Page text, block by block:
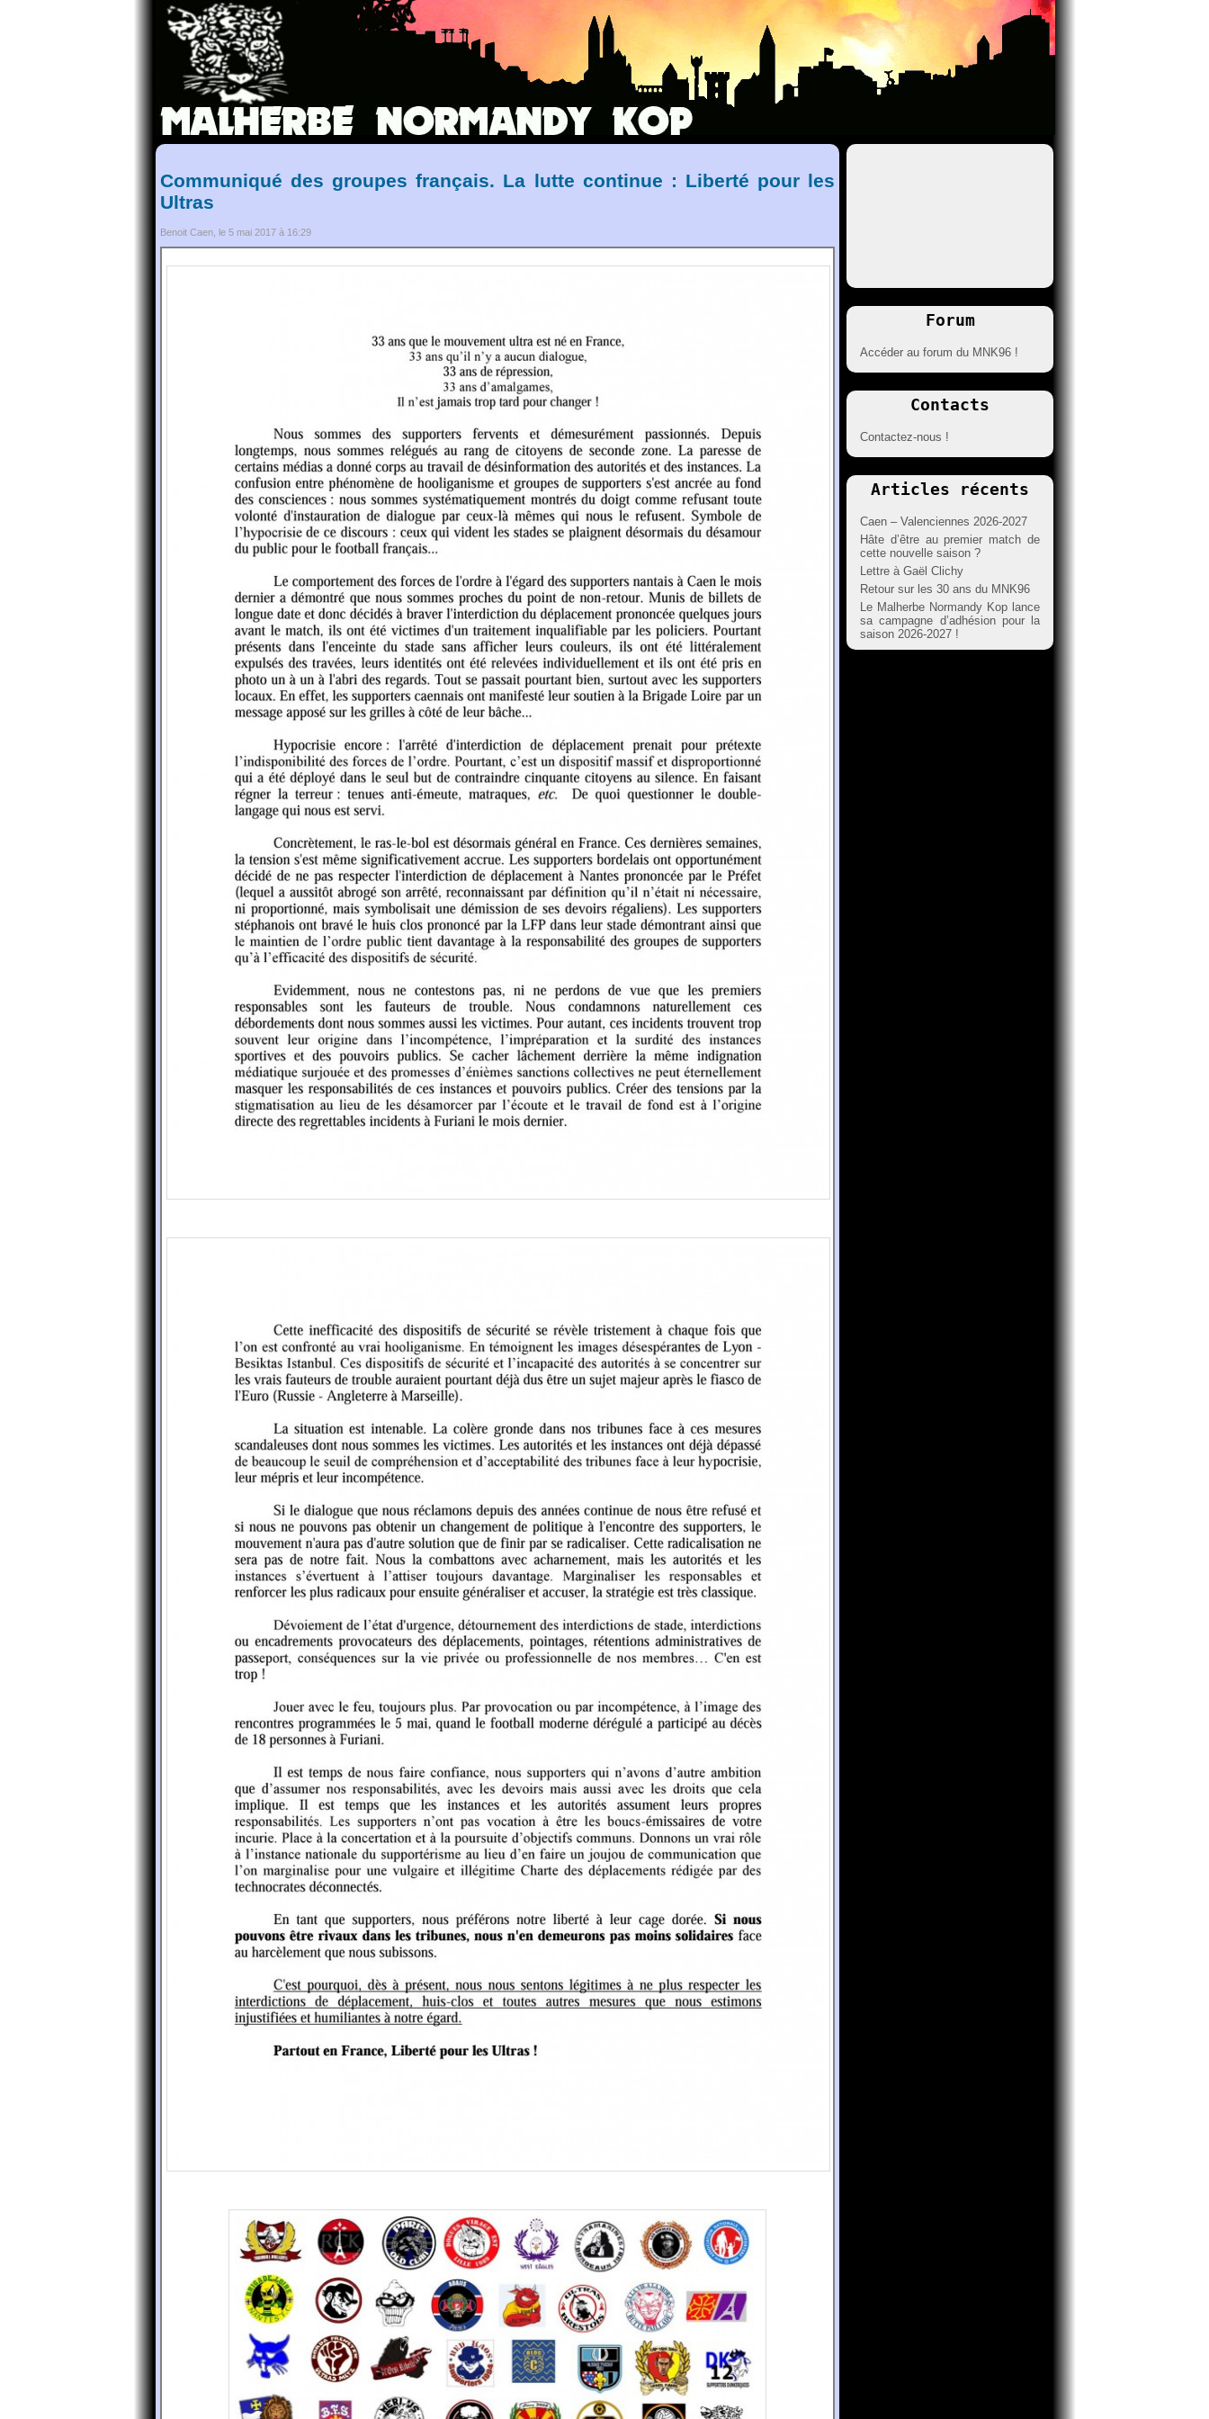
Communiqué des groupes français. La lutte continue : Liberté pour les
Ultras
Benoit Caen, le 5 mai 2017 à 16:29
Forum
Accéder au forum du MNK96 !
Contacts
Contactez-nous !
Articles récents
Caen – Valenciennes 2026-2027
Hâte d’être au premier match de
cette nouvelle saison ?
Lettre à Gaël Clichy
Retour sur les 30 ans du MNK96
Le Malherbe Normandy Kop lance
sa campagne d’adhésion pour la
saison 2026-2027 !